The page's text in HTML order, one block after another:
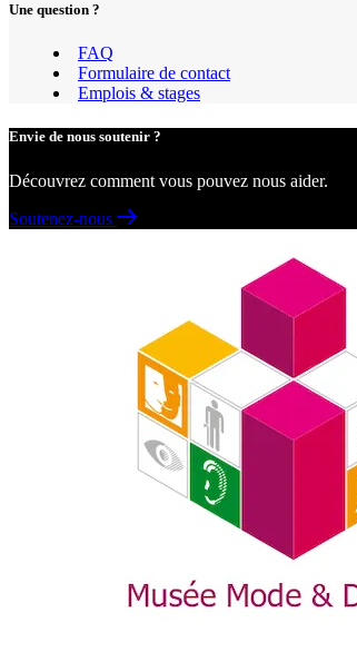
Une question ?
FAQ
Formulaire de contact
Emplois & stages
Envie de nous soutenir ?
Découvrez comment vous pouvez nous aider.
Soutenez-nous